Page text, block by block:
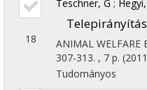
18
Teschner, G ; Hegyi,
ANIMAL WELFARE
307-313. , 7 p.
Tudományos